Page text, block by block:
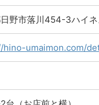
野市落川454-3ハイネ
hino-umaimon.com/